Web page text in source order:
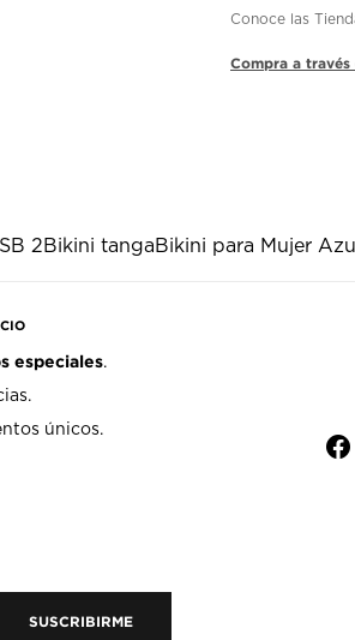
Conoce las
Compra a
2Bikini tangaBikini para Mujer
especiales.
únicos.
SUSCRIBIRME
f